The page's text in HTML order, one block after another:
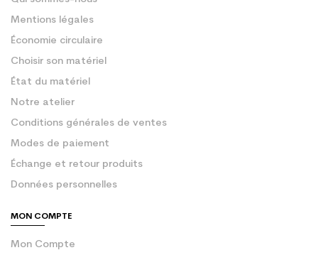
Mentions légales
Économie circulaire
Choisir son matériel
État du matériel
Notre atelier
Conditions générales de ventes
Modes de paiement
Échange et retour produits
Données personnelles
MON COMPTE
Mon Compte